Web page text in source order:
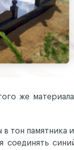
же
тон памятника
соединять